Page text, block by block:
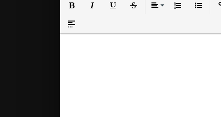
Вставка спойлера